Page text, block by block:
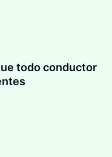
todo conductor